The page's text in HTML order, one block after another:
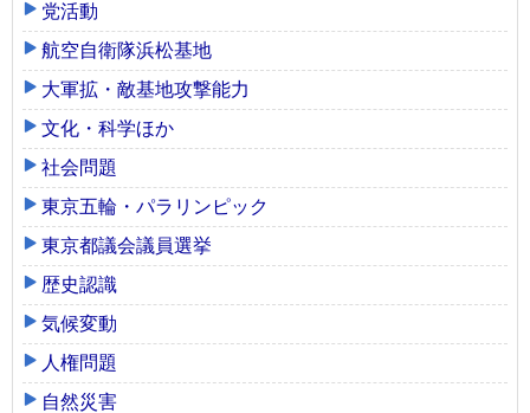
党活動
航空自衛隊浜松基地
大軍拡・敵基地攻撃能力
文化・科学ほか
社会問題
東京五輪・パラリンピック
東京都議会議員選挙
歴史認識
気候変動
人権問題
自然災害